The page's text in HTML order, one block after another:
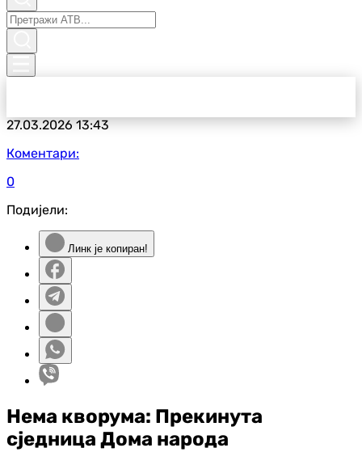
27.03.202613:43
Коментари:
0
Подијели:
Линк је копиран!
Нема кворума: Прекинута
сједница Дома народа